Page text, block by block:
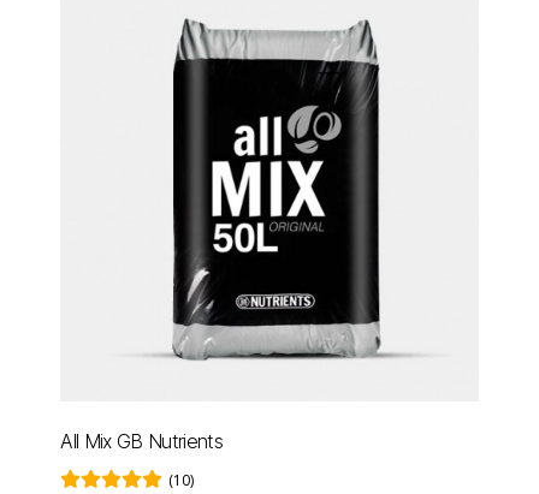
All Mix GB Nutrients
(10)